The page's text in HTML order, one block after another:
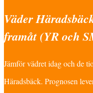
Väder
framåt (YR och
Jämför vädret idag och de
Häradsbäck. Prognosen